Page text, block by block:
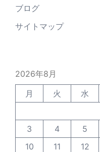
ブログ
サイトマップ
2026年8月
月
火 水
3
4 5
10
11 12